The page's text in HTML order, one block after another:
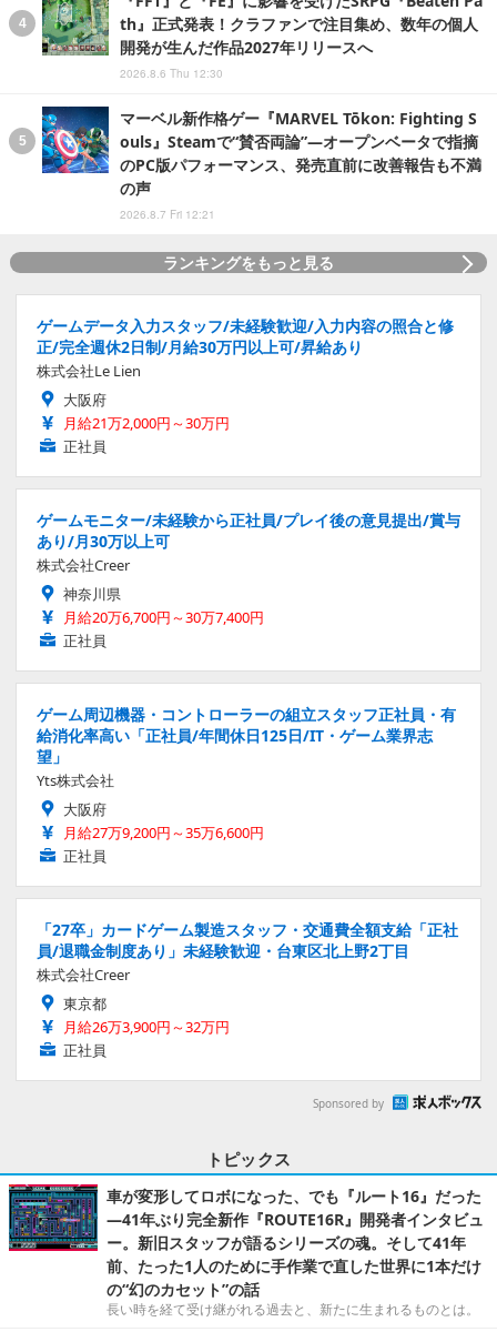
th』正式発表！クラファンで注目集め、数年の個人
開発が生んだ作品2027年リリースへ
2026.8.6 Thu 12:30
マーベル新作格ゲー『MARVEL Tōkon: Fighting S
ouls』Steamで“賛否両論”―オープンベータで指摘
のPC版パフォーマンス、発売直前に改善報告も不満
の声
2026.8.7 Fri 12:21
ランキングをもっと見る
ゲームデータ入力スタッフ/未経験歓迎/入力内容の照合と修
正/完全週休2日制/月給30万円以上可/昇給あり
株式会社Le Lien
大阪府
月給21万2,000円～30万円
正社員
ゲームモニター/未経験から正社員/プレイ後の意見提出/賞与
あり/月30万以上可
株式会社Creer
神奈川県
月給20万6,700円～30万7,400円
正社員
ゲーム周辺機器・コントローラーの組立スタッフ正社員・有
給消化率高い「正社員/年間休日125日/IT・ゲーム業界志
望」
Yts株式会社
大阪府
月給27万9,200円～35万6,600円
正社員
「27卒」カードゲーム製造スタッフ・交通費全額支給「正社
員/退職金制度あり」未経験歓迎・台東区北上野2丁目
株式会社Creer
東京都
月給26万3,900円～32万円
正社員
Sponsored by
トピックス
車が変形してロボになった、でも『ルート16』だった
―41年ぶり完全新作『ROUTE16R』開発者インタビュ
ー。新旧スタッフが語るシリーズの魂。そして41年
前、たった1人のために手作業で直した世界に1本だけ
の“幻のカセット”の話
長い時を経て受け継がれる過去と、新たに生まれるものとは。